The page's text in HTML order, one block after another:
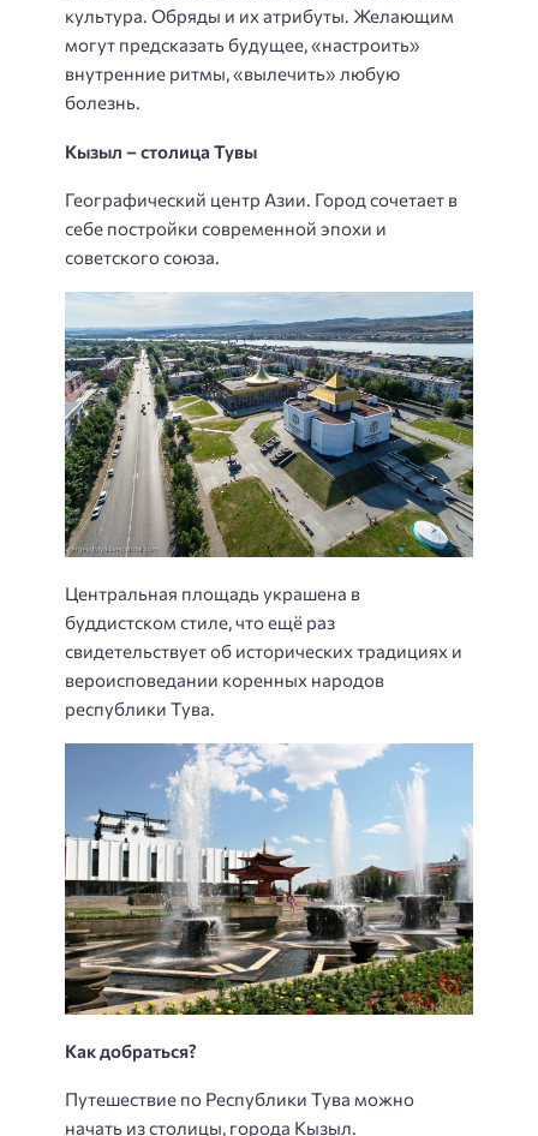
культура. Обряды и их атрибуты. Желающим
могут предсказать будущее, «настроить»
внутренние ритмы, «вылечить» любую
болезнь.
Кызыл – столица Тувы
Географический центр Азии. Город сочетает в
себе постройки современной эпохи и
советского союза.
Центральная площадь украшена в
буддистском стиле, что ещё раз
свидетельствует об исторических традициях и
вероисповедании коренных народов
республики Тува.
Как добраться?
Путешествие по Республики Тува можно
начать из столицы, города Кызыл.